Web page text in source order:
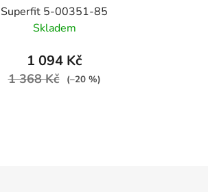
Superfit 5-00351-85
Skladem
1 094 Kč
1 368 Kč (–20 %)